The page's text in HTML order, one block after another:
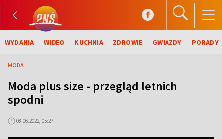
WYDANIA WIDEO KUCHNIA ZDROWIE GWIAZDY PORADY
MODA
Moda plus size - przegląd letnich
spodni
08.06.2022, 05:27